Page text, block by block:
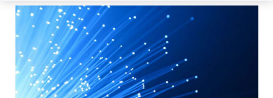
Corso di aggiornamento - La